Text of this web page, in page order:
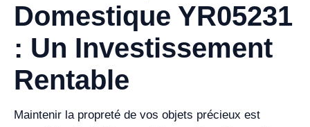
Domestique YR05231
: Un Investissement
Rentable
Maintenir la propreté de vos objets précieux est